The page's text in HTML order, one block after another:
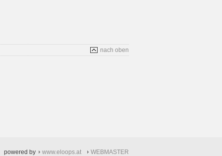
nach oben
powered by www.eloops.at WEBMASTER